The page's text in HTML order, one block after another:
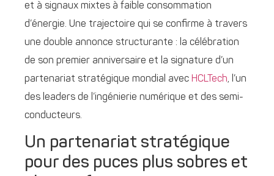
et à signaux mixtes à faible consommation
d’énergie. Une trajectoire qui se confirme à travers
une double annonce structurante : la célébration
de son premier anniversaire et la signature d’un
partenariat stratégique mondial avec HCLTech, l’un
des leaders de l’ingénierie numérique et des semi-
conducteurs.
Un partenariat stratégique
pour des puces plus sobres et